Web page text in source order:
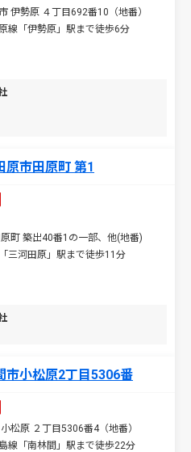
伊勢原 ４丁目692番10（地番）
線「伊勢原」駅まで徒歩6分
原市田原町 第1
町 築出40番1の一部、他(地番)
三河田原」駅まで徒歩11分
市小松原2丁目5306番
松原 ２丁目5306番4（地番）
線「南林間」駅まで徒歩22分